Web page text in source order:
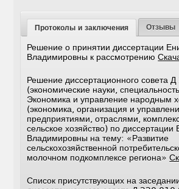
Протоколы и заключения Отзывы
Решение о принятии диссертации
Владимировны к рассмотрению
Решение диссертационного совета
(экономические науки,
Экономика и управление народным
(экономика, организация и
предприятиями, отраслями,
сельское хозяйство) по диссертации
Владимировны на тему: «Развитие
сельскохозяйственной
молочном подкомплексе региона»
Список присутствующих на